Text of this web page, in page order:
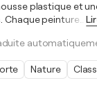
plastique et
Chaque peinture
Nature